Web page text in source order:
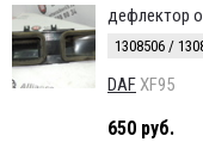
дефлектор
1308506 /
DAFXF95
650 руб.